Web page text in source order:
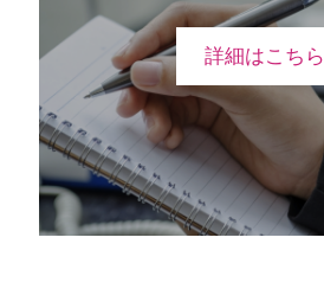
詳細はこちら